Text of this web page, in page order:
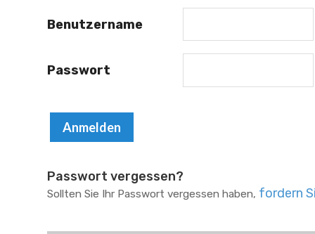
Benutzername
Passwort
Passwort vergessen?
Sollten Sie Ihr Passwort vergessen haben, fordern